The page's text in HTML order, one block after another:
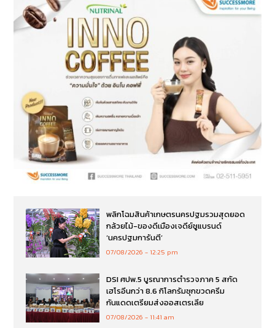
พลิกโฉมสินค้าเกษตรนครปฐมรวมสุดยอด
กล้วยไม้-ของดีเมืองเจดีย์ชูแบรนด์
‘นครปฐมการันตี’
07/08/2026 12:25 pm
DSI ศปพ.5 บูรณาการตำรวจภาค 5 สกัด
เฮโรอีนกว่า 8.6 กิโลกรัมซุกขวดครีม
กันแดดเตรียมส่งออสเตรเลีย
07/08/2026 11:41 am